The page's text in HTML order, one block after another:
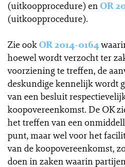
(uitkoopprocedure) enOR
(uitkoopprocedure).
Zie ookOR 2014-0164
hoewel wordt verzocht ter
voorziening te treffen, de
deskundige kennelijk wordt
van een besluit
koopovereenkomst. De OK
het treffen van een
punt, maar wel voor het
van de koopovereenkomst,
doen in zaken waarin